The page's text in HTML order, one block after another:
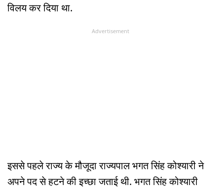
विलय कर दिया था.
Advertisement
इससे पहले राज्य के मौजूदा राज्यपाल भगत सिंह कोश्यारी ने
अपने पद से हटने की इच्छा जताई थी. भगत सिंह कोश्यारी